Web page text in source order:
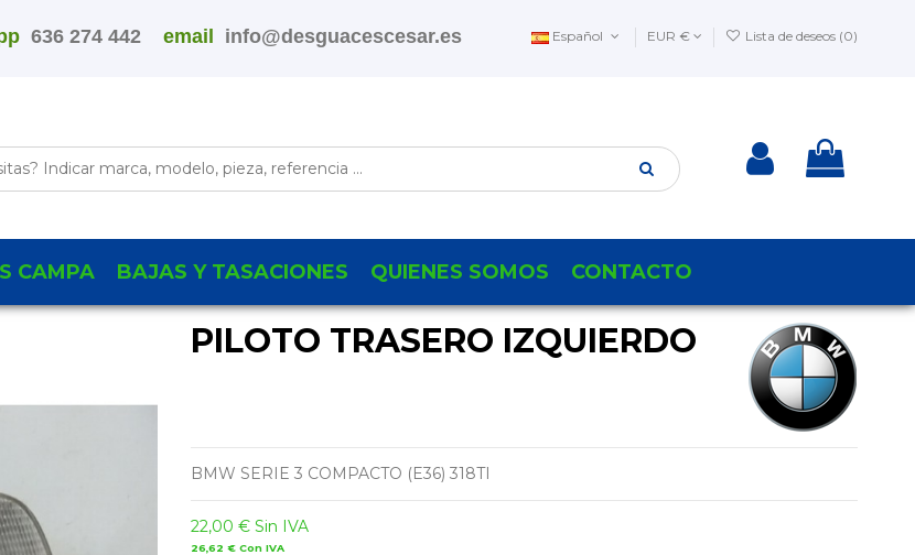
636 274 442 email info@desguacescesar.es Español EUR € Lista de deseos (0)
CAMPA BAJAS Y TASACIONES QUIENES SOMOS CONTACTO
PILOTO TRASERO IZQUIERDO
BMW SERIE 3 COMPACTO (E36) 318TI
22,00 € Sin IVA
26,62 € Con IVA